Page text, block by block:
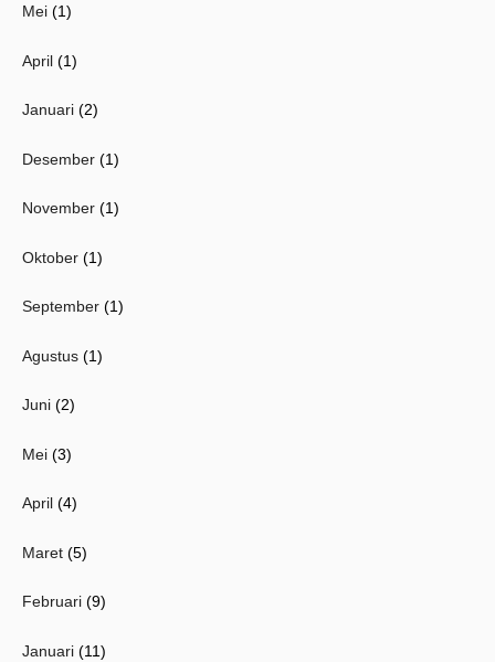
Mei (1)
April (1)
Januari (2)
Desember (1)
November (1)
Oktober (1)
September (1)
Agustus (1)
Juni (2)
Mei (3)
April (4)
Maret (5)
Februari (9)
Januari (11)